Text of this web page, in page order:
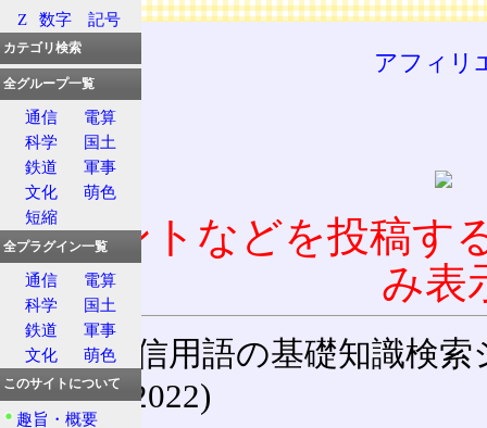
アフィリ
コメントなどを投稿す
み表
通信用語の基礎知識検索
(27-May-2022)
Z
数字 記号
カテゴリ検索
全グループ一覧
通信
電算
科学
国土
鉄道
軍事
文化
萌色
短縮
全プラグイン一覧
通信
電算
科学
国土
鉄道
軍事
文化
萌色
このサイトについて
趣旨・概要